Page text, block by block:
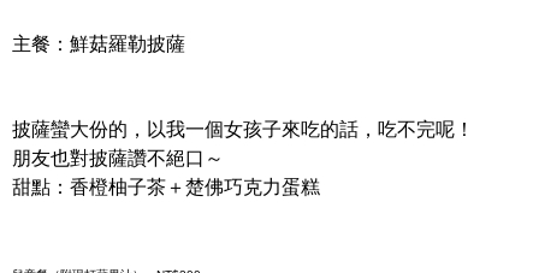
主餐：鮮菇羅勒披薩
披薩蠻大份的，以我一個女孩子來吃的話，吃不完呢！
朋友也對披薩讚不絕口～
甜點：香橙柚子茶＋楚佛巧克力蛋糕